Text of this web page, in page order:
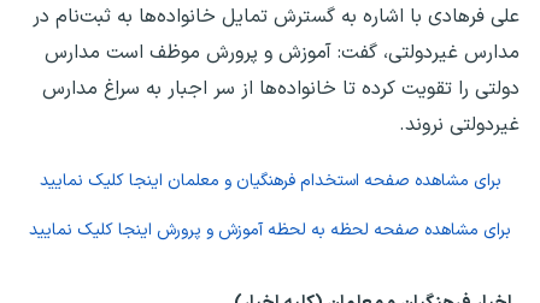
علی فرهادی با اشاره به گسترش تمایل خانواده‌ها به ثبت‌نام در
مدارس غیردولتی، گفت: آموزش و پرورش موظف است مدارس
دولتی را تقویت کرده تا خانواده‌ها از سر اجبار به سراغ مدارس
غیردولتی نروند.
برای مشاهده صفحه استخدام فرهنگیان و معلمان اینجا کلیک نمایید
برای مشاهده صفحه لحظه به لحظه آموزش و پرورش اینجا کلیک نمایید